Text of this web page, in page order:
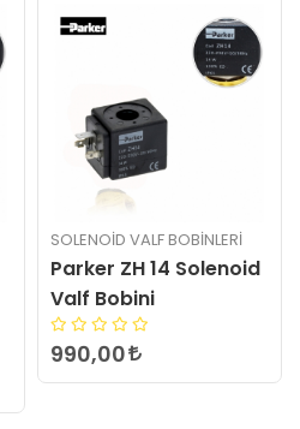
SOLENOID VALF BOBINLERI
Parker ZB 09 Solenoid
Valf Bobini
792,66